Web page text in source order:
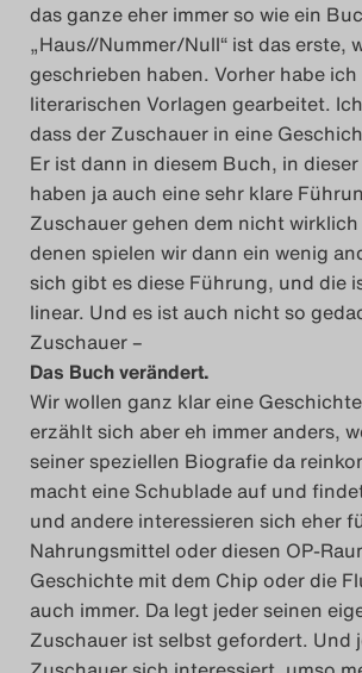
das ganze eher immer so wie ein
„Haus//Nummer/Null“ ist das erste,
geschrieben haben. Vorher habe
literarischen Vorlagen gearbeitet.
dass der Zuschauer in eine
Er ist dann in diesem Buch, in
haben ja auch eine sehr klare
Zuschauer gehen dem nicht
denen spielen wir dann ein wenig
sich gibt es diese Führung, und die
linear. Und es ist auch nicht so
Zuschauer –
Das Buch verändert.
Wir wollen ganz klar eine
erzählt sich aber eh immer anders,
seiner speziellen Biografie da
macht eine Schublade auf und
und andere interessieren sich eher
Nahrungsmittel oder diesen OP-
Geschichte mit dem Chip oder die
auch immer. Da legt jeder seinen
Zuschauer ist selbst gefordert. Und